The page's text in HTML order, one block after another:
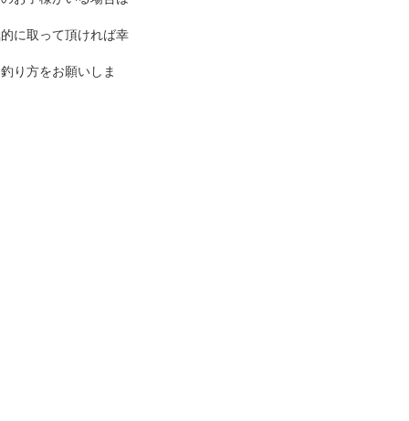
に取って頂ければ幸
り方をお願いしま